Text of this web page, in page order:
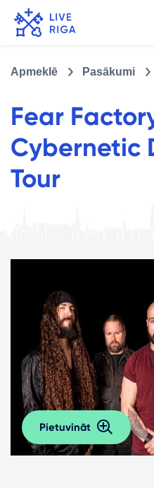
Apmeklē Pasākumi
Fear
Cybernetic
Tour
Pietuvināt